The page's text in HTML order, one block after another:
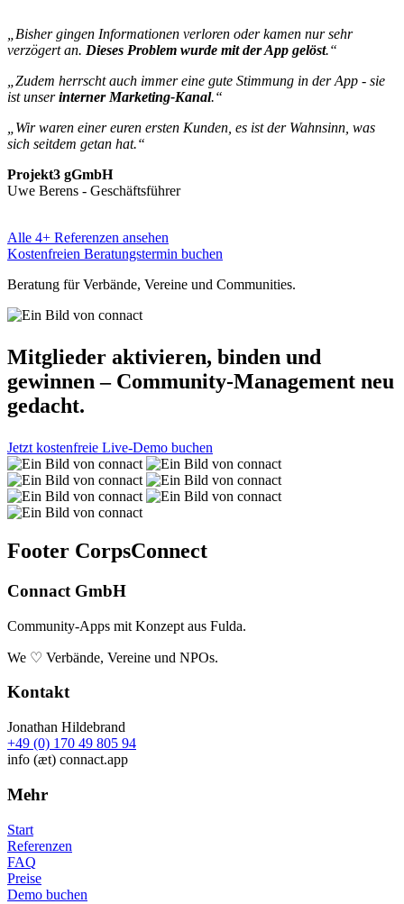
„Bisher gingen Informationen verloren oder kamen nur sehr
verzögert an. Dieses Problem wurde mit der App gelöst.“
„Zudem herrscht auch immer eine gute Stimmung in der App - sie
ist unserinterner Marketing-Kanal.“
„Wir waren einer euren ersten Kunden, es ist der Wahnsinn, was
sich seitdem getan hat.“
Projekt3 gGmbH
Uwe Berens - Geschäftsführer
Alle 4+ Referenzen ansehen
Kostenfreien Beratungstermin buchen
Beratung für Verbände, Vereine und Communities.
Mitglieder aktivieren, binden und
gewinnen – Community-Management neu
gedacht.
Jetzt kostenfreie Live-Demo buchen
Footer CorpsConnect
Connact GmbH
Community-Apps mit Konzept aus Fulda.
We ♡ Verbände, Vereine und NPOs.
Kontakt
Jonathan Hildebrand
+49 (0) 170 49 805 94
info (æt) connact.app
Mehr
Start
Referenzen
FAQ
Preise
Demo buchen